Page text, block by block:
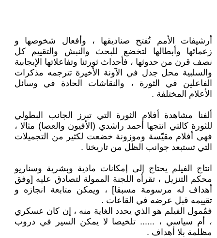
أرشيفات الأمم تُفتح صناديقها ، وأفعال شخوصها و
زعمائها وأبطالها لتخضع للبحث والنبش والتقييم كل
نصف قرن من حدوثها ، فأحداث ثورتنا وتفاعلاتها الإيجابية
والسلبية محل جدل في الآونة الأخيرة تترجمه مذكرات
الفاعلين في الثورة ، والنقاشات الحادة في وسائل
الأعلام المختلفة .
ألفنا مشاهدة أفلام الثورة التي تبرز الجانب البطولي
للثورة كالتي انتجها أحمد راشدي (الأفيون والعصا) مثالا ،
فهي أفلام مقيّسة وموزونة خضعت لكثير من التجميلات
التي تستبعد جوانب الظل من تاريخنا .
انتاج الفيلم يحتاج إلى إمكانات مادية وبشرية وسناريو
محكم التنزيل ، تقرأه اللجنة الممولة لتصادق عليه [وفق
أهداف له مرسومة مسبقا] ، ويمكن متابعة انجازه و
تقييمه قبل عرضه في القاعات .
فمُمول الفيلم هو الذي يحدد الغاية منه ، إن كان عسكري
، أم سياسي ، ...... تلخيصا لا يمكن السير في دروب
مظلمة بلا أهداف .